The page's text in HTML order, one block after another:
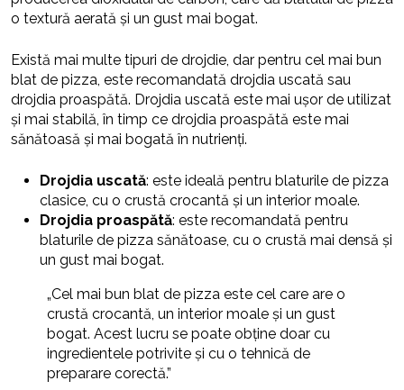
o textură aerată și un gust mai bogat.
Există mai multe tipuri de drojdie, dar pentru cel mai bun
blat de pizza, este recomandată drojdia uscată sau
drojdia proaspătă. Drojdia uscată este mai ușor de utilizat
și mai stabilă, în timp ce drojdia proaspătă este mai
sănătoasă și mai bogată în nutrienți.
Drojdia uscată: este ideală pentru blaturile de pizza
clasice, cu o crustă crocantă și un interior moale.
Drojdia proaspătă: este recomandată pentru
blaturile de pizza sănătoase, cu o crustă mai densă și
un gust mai bogat.
„Cel mai bun blat de pizza este cel care are o
crustă crocantă, un interior moale și un gust
bogat. Acest lucru se poate obține doar cu
ingredientele potrivite și cu o tehnică de
preparare corectă.”